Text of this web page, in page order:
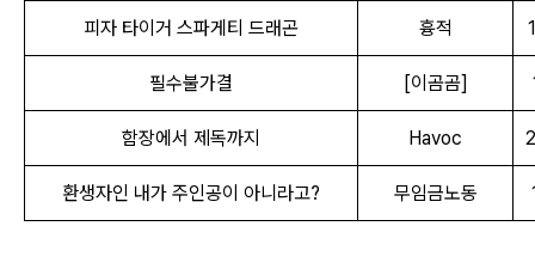
피자 타이거 스파게티 드래곤 흉적
필수불가결 [이곰곰]
함장에서 제독까지 Havoc
환생자인 내가 주인공이 아니라고? 무임금노동